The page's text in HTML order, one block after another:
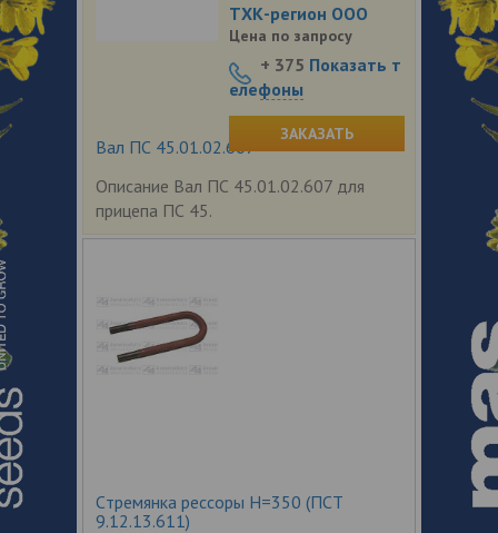
Вал ПС 45.01.02.607
Описание Вал ПС 45.01.02.607 для
прицепа ПС 45.
ТХК-регион ООО
Цена по запросу
+ 375 Показать т
елефоны
ЗАКАЗАТЬ
Cтремянка рессоры Н=350 (ПСТ
9.12.13.611)